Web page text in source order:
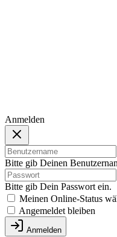
Anmelden
Bitte gib Deinen
Bitte gib Dein Passwort ein.
Meinen Online-Status
Angemeldet bleiben
Anmelden